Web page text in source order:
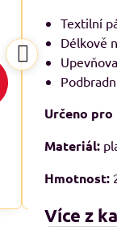
Textilní
Délkově
Určeno
Materiál:
Hmotnost:
Více z
Malfini
tričko -
od
od